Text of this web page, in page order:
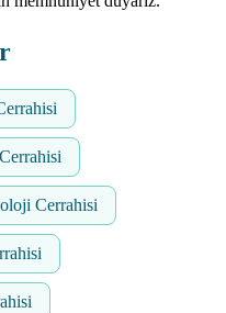
Cerrahisi